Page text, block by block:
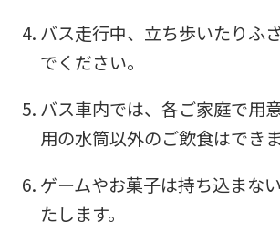
バス走行中、立ち歩いたりふ
でください。
バス車内では、各ご家庭で用
用の水筒以外のご飲食はできま
ゲームやお菓子は持ち込まな
たします。
English.
link
below
(start